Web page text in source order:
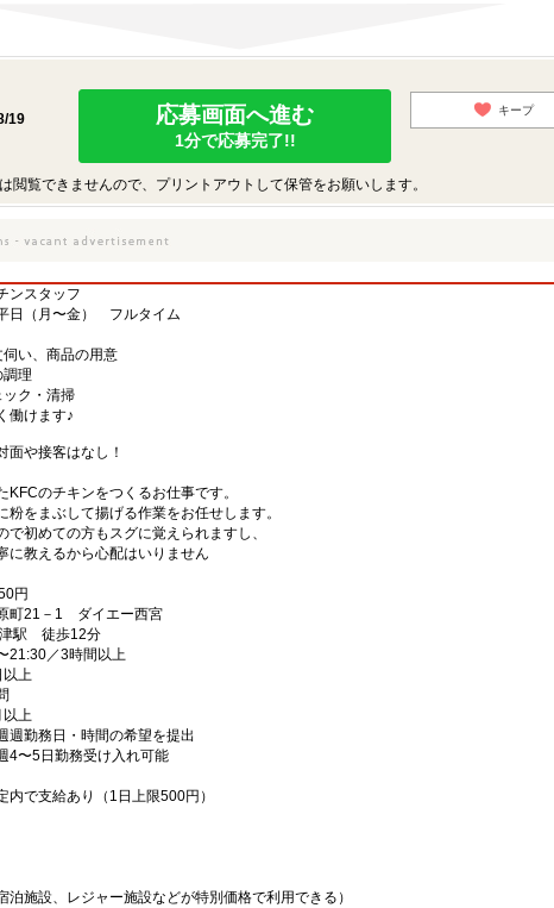
19
応募画面へ進む
1分で応募完了!!
キープ
閲覧できませんので、プリントアウトして保管をお願いします。
ンスタッフ
日（月〜金） フルタイム
い、商品の用意
理
ク・清掃
働けます♪
や接客はなし！
KFCのチキンをつくるお仕事です。
粉をまぶして揚げる作業をお任せします。
で初めての方もスグに覚えられますし、
に教えるから心配はいりません
円
町21－1 ダイエー西宮
駅 徒歩12分
21:30／3時間以上
以上
以上
週勤務日・時間の希望を提出
4〜5日勤務受け入れ可能
内で支給あり（1日上限500円）
泊施設、レジャー施設などが特別価格で利用できる）